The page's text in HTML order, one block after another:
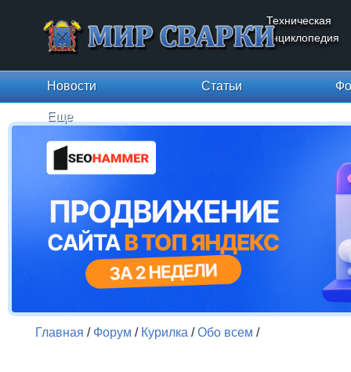
Техническая
энциклопедия
Новости Статьи
Еще
Главная / Форум / Курилка /Обо всем /